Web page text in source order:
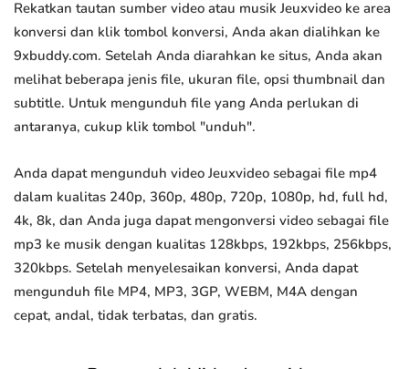
Rekatkan tautan sumber video atau musik Jeuxvideo ke area
konversi dan klik tombol konversi, Anda akan dialihkan ke
9xbuddy.com. Setelah Anda diarahkan ke situs, Anda akan
melihat beberapa jenis file, ukuran file, opsi thumbnail dan
subtitle. Untuk mengunduh file yang Anda perlukan di
antaranya, cukup klik tombol "unduh".
Anda dapat mengunduh video Jeuxvideo sebagai file mp4
dalam kualitas 240p, 360p, 480p, 720p, 1080p, hd, full hd,
4k, 8k, dan Anda juga dapat mengonversi video sebagai file
mp3 ke musik dengan kualitas 128kbps, 192kbps, 256kbps,
320kbps. Setelah menyelesaikan konversi, Anda dapat
mengunduh file MP4, MP3, 3GP, WEBM, M4A dengan
cepat, andal, tidak terbatas, dan gratis.